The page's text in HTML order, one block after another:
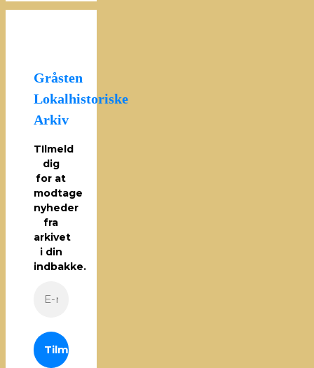
Gråsten
Lokalhistoriske
Arkiv
TIlmeld
dig
for at
modtage
nyheder
fra
arkivet
i din
indbakke.